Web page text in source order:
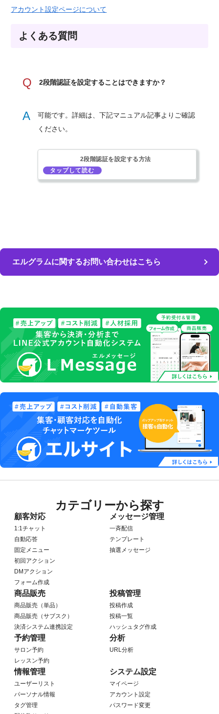
アカウント設定ページについて
よくある質問
Q 2段階認証を設定することはできますか？
A
可能です。詳細は、下記マニュアル記事よりご確認
ください。
2段階認証を設定する方法
エルグラムに関するお問い合わせはこちら
カテゴリーから探す
顧客対応
1:1チャット
自動応答
固定メニュー
初回アクション
DMアクション
フォーム作成
メッセージ管理
一斉配信
テンプレート
抽選メッセージ
商品販売
商品販売（単品）
商品販売（サブスク）
決済システム連携設定
投稿管理
投稿作成
投稿一覧
ハッシュタグ作成
予約管理
サロン予約
レッスン予約
分析
URL分析
情報管理
ユーザーリスト
パーソナル情報
タグ管理
システム設定
マイページ
アカウント設定
パスワード変更